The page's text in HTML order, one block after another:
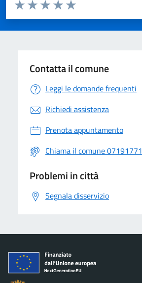
Valuta 5 stelle su 5
Valuta 4 stelle su 5
Valuta 3 stelle su 5
Valuta 2 stelle su 5
Valuta 1 stelle su 5
Contatta il comune
Leggi le domande frequenti
Richiedi assistenza
Prenota appuntamento
Chiama il comune 07191771
Problemi in città
Segnala disservizio